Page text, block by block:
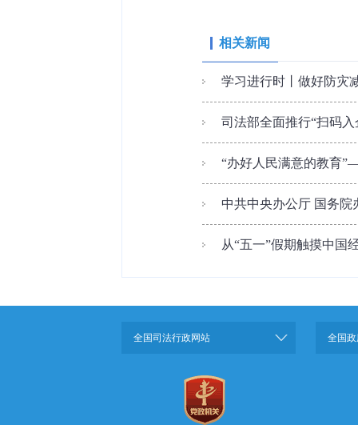
相关新闻
学习进行时丨做好防灾
司法部全面推行“扫码入
“办好人民满意的教育
中共中央办公厅 国务
从“五一”假期触摸中国
全国司法行政网站 全国